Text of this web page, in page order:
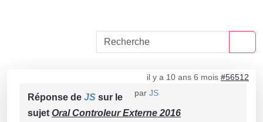
il y a 10 ans 6 mois #56512
par JS
Réponse de JS sur le
sujet Oral Controleur Externe 2016